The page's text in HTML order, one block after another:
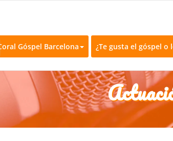
Góspel Barcelona ¿Te gusta el góspel o